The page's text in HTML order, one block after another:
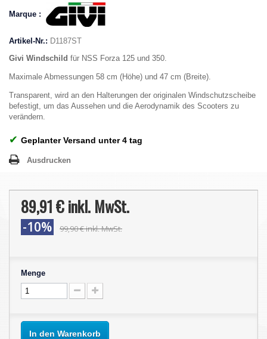
Marque :
Artikel-Nr.: D1187ST
Givi Windschild für NSS Forza 125 und 350.
Maximale Abmessungen 58 cm (Höhe) und 47 cm (Breite).
Transparent, wird an den Halterungen der originalen Windschutzscheibe
befestigt, um das Aussehen und die Aerodynamik des Scooters zu
verändern.
✔ Geplanter Versand unter 4 tag
Ausdrucken
89,91 €inkl. MwSt.
-10% 99,90 €inkl. MwSt.
Menge
In den Warenkorb